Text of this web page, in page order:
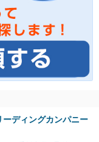
ディングカンパニー